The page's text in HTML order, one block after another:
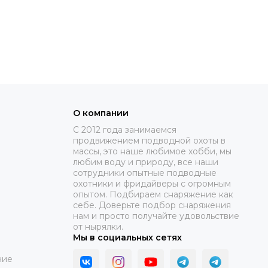
О компании
C 2012 года занимаемся
продвижением подводной охоты в
массы, это наше любимое хобби, мы
любим воду и природу, все наши
сотрудники опытные подводные
охотники и фридайверы с огромным
опытом. Подбираем снаряжение как
себе. Доверьте подбор снаряжения
нам и просто получайте удовольствие
от нырялки.
Мы в социальных сетях